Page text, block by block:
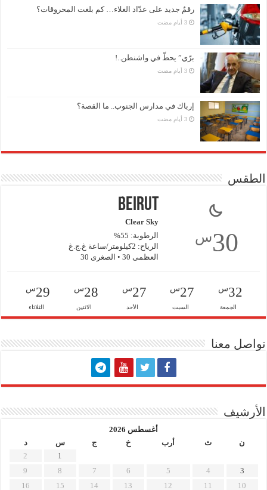
رقمٌ جديد على عدّاد الغلاء… كم بلغت المحروقات؟
‏3 أيام مضت
برّي” يحطّ في واشنطن..!
‏3 أيام مضت
إرباك في مدارس الجنوب.. ما القصة؟
‏3 أيام مضت
الطقس
30س
Beirut
Clear Sky
الرطوبة: 55%
الرياح: 2كيلومتر/ساعة غ.ج.غ
العظمى 30 • الصغرى 30
32س
الجمعة
27س
السبت
27س
الأحد
28س
الاثنين
29س
الثلاثاء
تواصل معنا
الأرشيف
أغسطس 2026
ن
ث أرب خ ج س
د
1
2
3
4
5
6
7
8
9
10
11
12
13
14
15
16